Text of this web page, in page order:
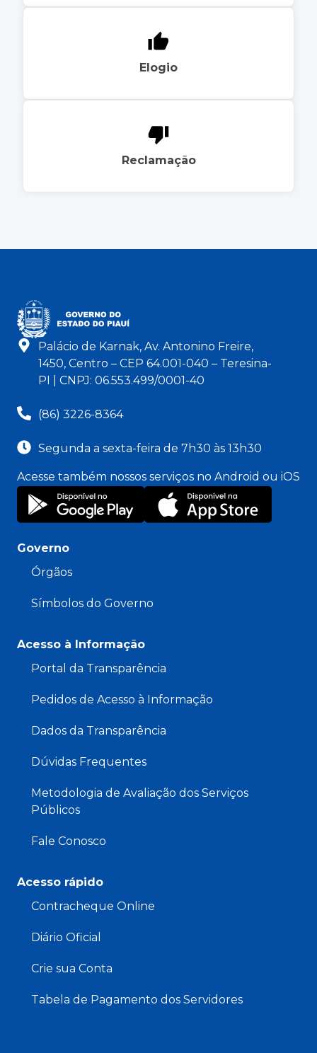
Elogio
Reclamação
Palácio de Karnak, Av. Antonino Freire,
1450, Centro – CEP 64.001-040 – Teresina-
PI | CNPJ: 06.553.499/0001-40
(86) 3226-8364
Segunda a sexta-feira de 7h30 às 13h30
Acesse também nossos serviços no Android ou iOS
Governo
Órgãos
Símbolos do Governo
Acesso à Informação
Portal da Transparência
Pedidos de Acesso à Informação
Dados da Transparência
Dúvidas Frequentes
Metodologia de Avaliação dos Serviços
Públicos
Fale Conosco
Acesso rápido
Contracheque Online
Diário Oficial
Crie sua Conta
Tabela de Pagamento dos Servidores